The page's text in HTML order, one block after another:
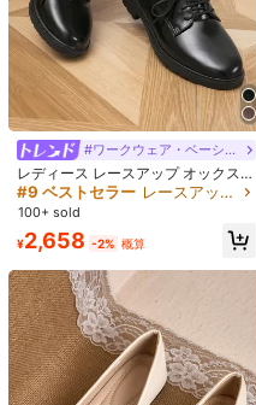
¥202 節約
秋冬 レディース 滑り止め ボウタイ
装飾 無地 ラウンドトゥ フラットシ
ューズ、エレガントで季節を問わず
使える、バレエフラット
#1 ベストセラー 素敵 女性用フラット
400+ sold
¥1,773 -10% 概算
#ワークウェア・ベーシックス
レディース レースアップ オックスフ
ォード フラットシューズ、ローファ
ー、秋冬
#9 ベストセラー レースアップ 女性用フラット
100+ sold
¥2,658 -2% 概算